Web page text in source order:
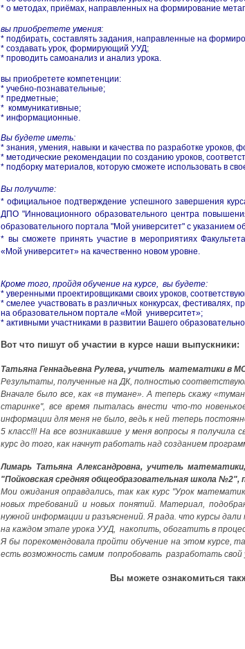
*​ о методах, приёмах, направленных на формирование
вы приобретете умения:
*​ подбирать, составлять задания, направленные на
*​ создавать урок, формирующий УУД;
*​ проводить самоанализ и анализ урока.
вы приобретете компетенции:
* учебно-познавательные;
* предметные;
* коммуникативные;
* информационные.
Вы будете иметь:
*​ знания, умения, навыки и качества по разработке
*​ методические рекомендации по созданию уроков,
*​ подборку материалов, которую сможете использовать в
Вы получите:
*​ официальное подтверждение успешного завершения
ДПО "Инновационного образовательного центра
образовательного портала "Мой университет" с указанием
*​ вы сможете принять участие в мероприятиях
«Мой университет» на качественно новом уровне.
Кроме того, пройдя обучение на курсе, вы будете:
*​ уверенными проектировщиками своих уроков,
*​ смелее участвовать в различных конкурсах, фестивалях,
на образовательном портале «Мой университет»;
*​ активными участниками в развитии Вашего
Вот что пишут об участии в курсе наши выпускники:
Татьяна Геннадьевна Рулева, учитель математики в
Результаты, полученные на ДК, полностью
Вначале было все, как «в тумане». А теперь скажу
старинке", все время пыталась внести что-то
информации для меня не было, ведь к ней теперь
5 класс!!! На все возникавшие у меня вопросы я
курс до того, как начнут работать над созданием
Лимарь Татьяна Александровна, учитель
"Пойковская средняя общеобразовательная школа
Мои ожидания оправдались, так как курс "Урок
новых требований и новых понятий. Материал,
нужной информации и разъяснений. Я рада. что курсы
на каждом этапе урока УУД, накопить, обогатить в
Я бы порекомендовала пройти обучение на этом курсе,
есть возможность самим попробовать разработать свой
Вы можете ознакомиться